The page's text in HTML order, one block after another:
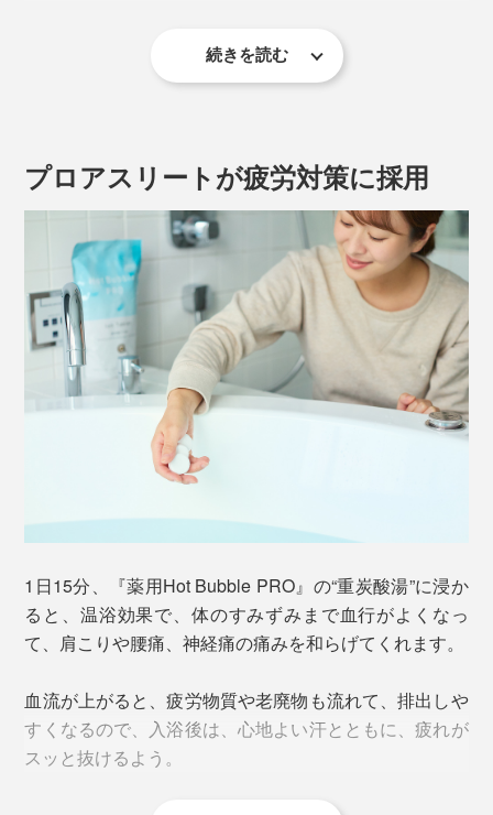
よくある炭酸入浴剤は、炭酸ガスが広がった酸性の湯に
なって、短時間で、炭酸ガスは空気中へ逃げてしまいが
ちでした。
『薬用Hot Bubble PRO』は、独自のマイクロカプセル
造粒技術で、炭酸ガスを高硬度のタブレット内にギュッ
と圧縮。
『薬用Hot Bubble PRO』開発者の小星重治さん。全国発明賞（96年）、科学技術
バートナウハイム（Bad Nauheim）は、古くから、重炭
酸イオンがたっぷり溶け込んだ、中性の自然炭酸泉が湧
き出る街。
1834年に、温泉療養地（＝Bad）の称号を認可されて、
世界中から人々が集まる保養地です。
続きを読む
プロアスリートが疲労対策に採用
1日15分、『薬用Hot Bubble PRO』の“重炭酸湯”に浸か
ると、温浴効果で、体のすみずみまで血行がよくなっ
て、肩こりや腰痛、神経痛の痛みを和らげてくれます。
血流が上がると、疲労物質や老廃物も流れて、排出しや
すくなるので、入浴後は、心地よい汗とともに、疲れが
スッと抜けるよう。